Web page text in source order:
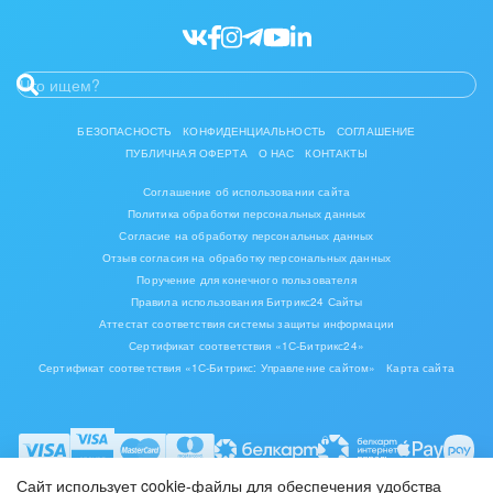
Юриспруденция
БЕЗОПАСНОСТЬ КОНФИДЕНЦИАЛЬНОСТЬ
СОГЛАШЕНИЕ
ПУБЛИЧНАЯ ОФЕРТА
О НАС КОНТАКТЫ
Соглашение об использовании сайта
Политика обработки персональных данных
Согласие на обработку персональных данных
Отзыв согласия на обработку персональных данных
Поручение для конечного пользователя
Правила использования Битрикс24 Сайты
Аттестат соответствия системы защиты информации
Сертификат соответствия «1С-Битрикс24»
Сертификат соответствия «1С-Битрикс: Управление сайтом»
Карта сайта
Сайт использует cookie-файлы для обеспечения удобства